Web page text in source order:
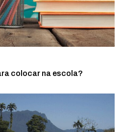
colocar na escola?